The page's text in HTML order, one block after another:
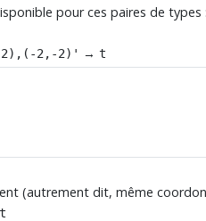
pour ces paires de types
2,-2)' →t
(autrement dit, même
t